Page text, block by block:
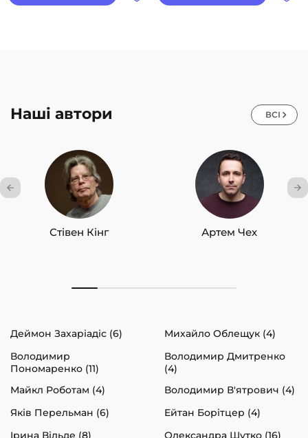
Наші автори ВСІ
Стівен Кінг Артем Чех
Деймон Захаріадіс (6)
Михайло Облещук (4)
Володимир
Пономаренко (11)
Володимир Дмитренко
(4)
Майкл Роботам (4)
Володимир В'ятрович (4)
Яків Перельман (6)
Ейтан Борітцер (4)
Ірина Вільде (8)
Олександра Шутко (16)